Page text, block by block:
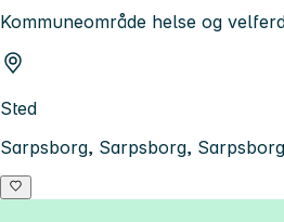
Kommuneområde helse og
Sted
Sarpsborg, Sarpsborg, Sarpsborg